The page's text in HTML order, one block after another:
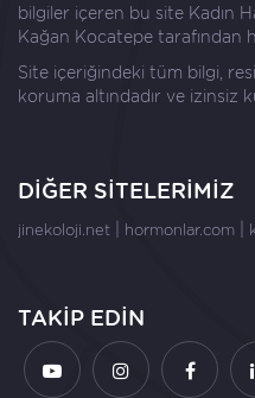
bilgiler içeren bu site Kadın
Kağan Kocatepe tarafından
Site içeriğindeki tüm bilgi,
koruma altındadır ve izinsiz
DİĞER SİTELERİMİZ
jinekoloji.net hormonlar.com
TAKİP EDİN